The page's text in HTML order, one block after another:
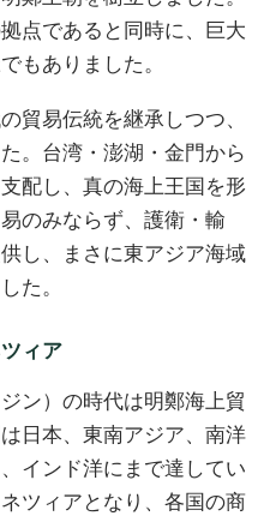
点であると同時に、巨大
もありました。
貿易伝統を継承しつつ、
。台湾・澎湖・金門から
配し、真の海上王国を形
のみならず、護衛・輸
し、まさに東アジア海域
た。
ィア
ン）の時代は明鄭海上貿
日本、東南アジア、南洋
インド洋にまで達してい
ツィアとなり、各国の商